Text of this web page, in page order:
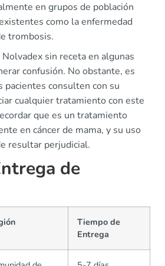
en grupos de población
como la enfermedad
trombosis.
sin receta en algunas
confusión. No obstante, es
consulten con su
cualquier tratamiento con este
que es un tratamiento
en cáncer de mama, y su uso
resultar perjudicial.
de
Tiempo de
Entrega